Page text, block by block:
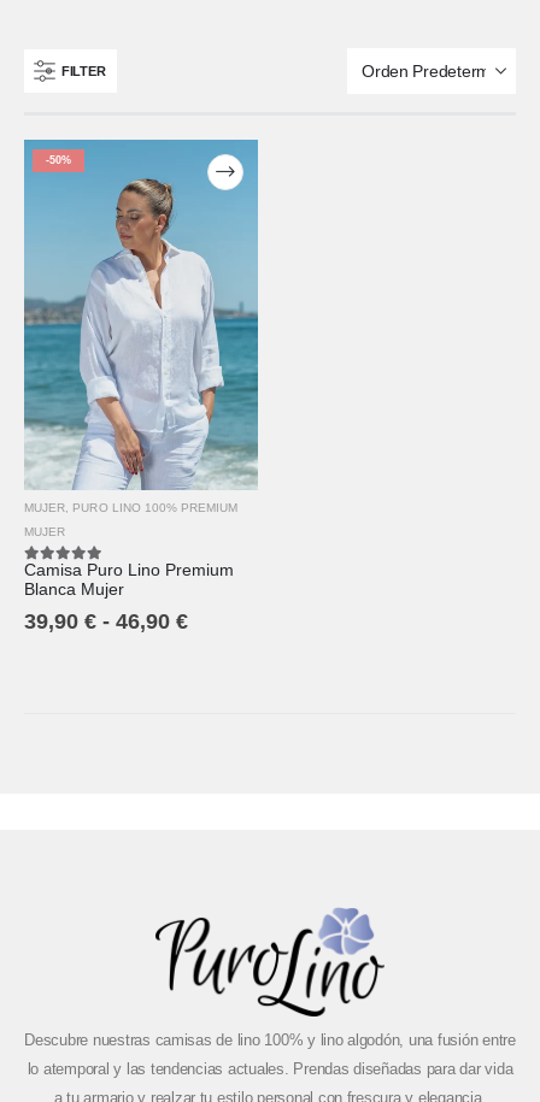
FILTER
-50%
MUJER
PURO LINO 100% PREMIUM
MUJER
5.00 out of 5
Camisa Puro Lino Premium
Blanca Mujer
39,90 € - 46,90 €
Descubre nuestras camisas de lino 100% y lino algodón, una fusión entre
lo atemporal y las tendencias actuales. Prendas diseñadas para dar vida
a tu armario y realzar tu estilo personal con frescura y elegancia.